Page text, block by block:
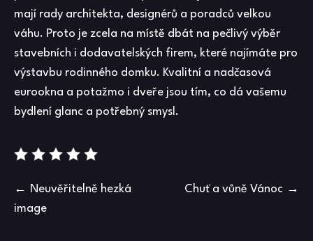
mají rady architekta, designérů a poradců velkou
váhu. Proto je zcela na místě dbát na pečlivý výběr
stavebních i dodavatelských firem, které najímáte pro
výstavbu rodinného domku. Kvalitní a nadčasová
eurookna a potažmo i dveře jsou tím, co dá vašemu
bydlení glanc a potřebný smysl.
Navigace
pro
Neuvěřitelně hezká
image
Chuť a vůně Vánoc